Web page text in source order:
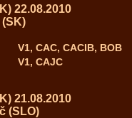
22.08.2010
V1, CAC, CACIB, BOB
V1, CAJC
21.08.2010
(SLO)